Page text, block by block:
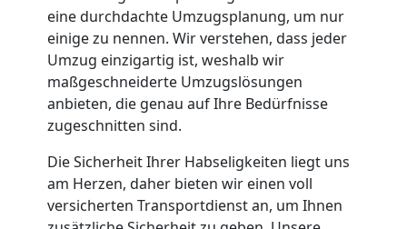
eine durchdachte Umzugsplanung, um nur
einige zu nennen. Wir verstehen, dass jeder
Umzug einzigartig ist, weshalb wir
maßgeschneiderte Umzugslösungen
anbieten, die genau auf Ihre Bedürfnisse
zugeschnitten sind.
Die Sicherheit Ihrer Habseligkeiten liegt uns
am Herzen, daher bieten wir einen voll
versicherten Transportdienst an, um Ihnen
Leonding
Möbelmontage
Leonding
Möbeltransport